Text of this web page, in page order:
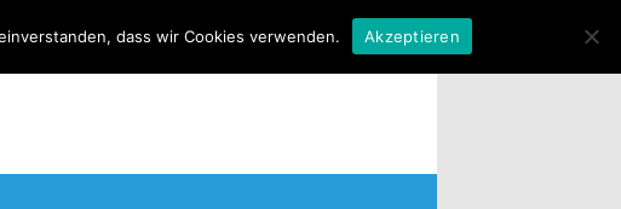
dass wir Cookies verwenden. Akzeptieren